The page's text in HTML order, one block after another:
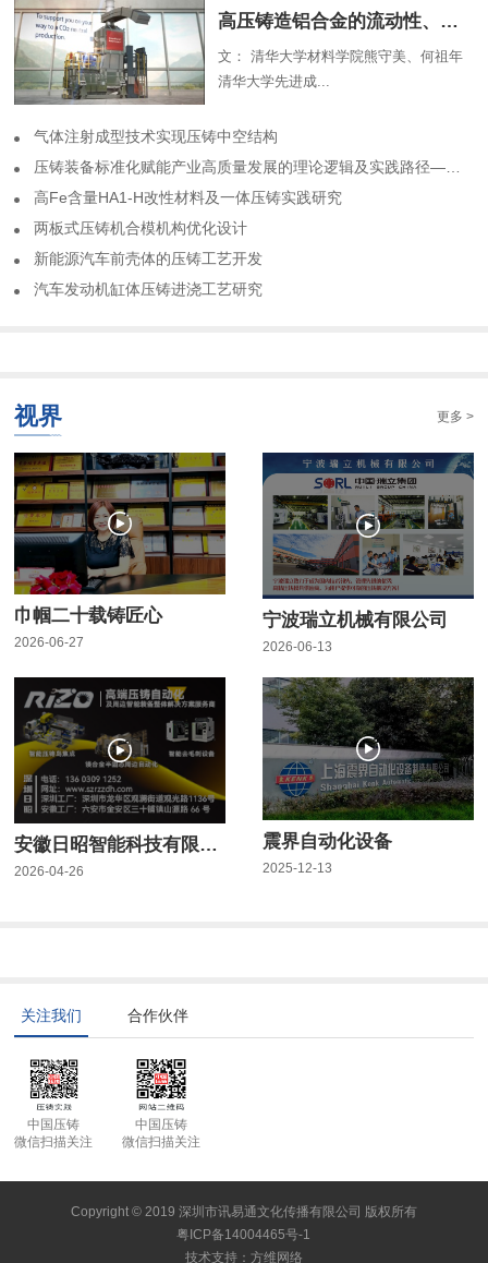
​高压铸造铝合金的流动性、组织特征及解析模型（一）
文： 清华大学材料学院熊守美、何祖年
清华大学先进成...
气体注射成型技术实现压铸中空结构
​压铸装备标准化赋能产业高质量发展的理论逻辑及实践路径——基于力劲集团标准化实践历程的回顾
高Fe含量HA1-H改性材料及一体压铸实践研究
两板式压铸机合模机构优化设计
​新能源汽车前壳体的压铸工艺开发
​汽车发动机缸体压铸进浇工艺研究
视界 更多 >
巾帼二十载铸匠心
2026-06-27
宁波瑞立机械有限公司
2026-06-13
安徽日昭智能科技有限公司
2026-04-26
震界自动化设备
2025-12-13
关注我们 合作伙伴
中国压铸
微信扫描关注
中国压铸
微信扫描关注
Copyright © 2019 深圳市讯易通文化传播有限公司 版权所有
粤ICP备14004465号-1
技术支持： 方维网络